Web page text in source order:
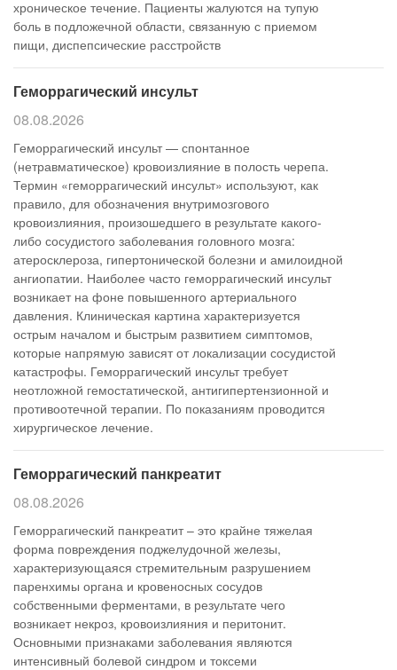
хроническое течение. Пациенты жалуются на тупую
боль в подложечной области, связанную с приемом
пищи, диспепсические расстройств
Геморрагический инсульт
08.08.2026
Геморрагический инсульт — спонтанное
(нетравматическое) кровоизлияние в полость черепа.
Термин «геморрагический инсульт» используют, как
правило, для обозначения внутримозгового
кровоизлияния, произошедшего в результате какого-
либо сосудистого заболевания головного мозга:
атеросклероза, гипертонической болезни и амилоидной
ангиопатии. Наиболее часто геморрагический инсульт
возникает на фоне повышенного артериального
давления. Клиническая картина характеризуется
острым началом и быстрым развитием симптомов,
которые напрямую зависят от локализации сосудистой
катастрофы. Геморрагический инсульт требует
неотложной гемостатической, антигипертензионной и
противоотечной терапии. По показаниям проводится
хирургическое лечение.
Геморрагический панкреатит
08.08.2026
Геморрагический панкреатит – это крайне тяжелая
форма повреждения поджелудочной железы,
характеризующаяся стремительным разрушением
паренхимы органа и кровеносных сосудов
собственными ферментами, в результате чего
возникает некроз, кровоизлияния и перитонит.
Основными признаками заболевания являются
интенсивный болевой синдром и токсеми